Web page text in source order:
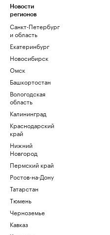
Новости
регионов
Санкт-Петербург
и область
Екатеринбург
Новосибирск
Омск
Башкортостан
Вологодская
область
Калининград
Краснодарский
край
Нижний
Новгород
Пермский край
Ростов-на-Дону
Татарстан
Тюмень
Черноземье
Кавказ